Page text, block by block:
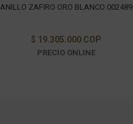
ANILLO ZAFIRO ORO BLANCO 002489
$ 19.305.000 COP
PRECIO ONLINE